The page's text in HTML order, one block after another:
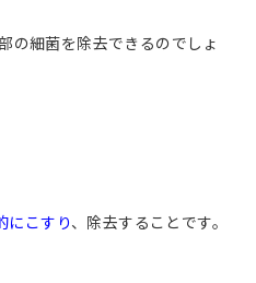
の細菌を除去できるのでしょ
にこすり、除去することです。